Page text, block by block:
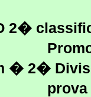
2�
� 2�